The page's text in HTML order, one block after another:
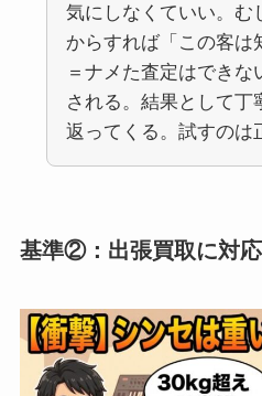
気にしなくていい。む
からすれば「この客は
＝ナメた査定はできな
される。結果として丁
返ってくる。試すのは
基準②：出張買取に対